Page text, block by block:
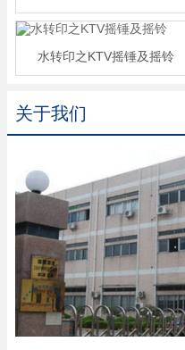
水转印之KTV摇锤及摇铃
关于我们